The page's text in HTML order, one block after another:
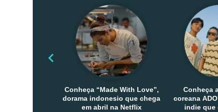
Conheça “Made With Love”,
dorama indonesio que chega
em abril na Netflix
Conheça
coreana
indie que